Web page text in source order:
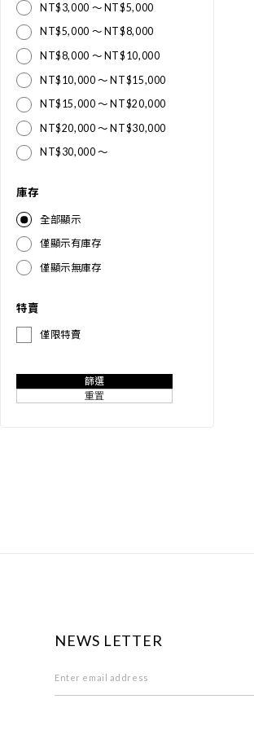
NT$3,000 ～ NT$5,000
NT$5,000 ～ NT$8,000
NT$8,000 ～ NT$10,000
NT$10,000 ～ NT$15,000
NT$15,000 ～ NT$20,000
NT$20,000 ～ NT$30,000
NT$30,000 ～
庫存
全部顯示
僅顯示有庫存
僅顯示無庫存
特賣
僅限特賣
篩選
重置
NEWS LETTER